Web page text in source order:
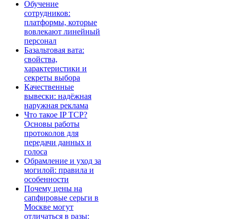
Обучение
сотрудников:
платформы, которые
вовлекают линейный
персонал
Базальтовая вата:
свойства,
характеристики и
секреты выбора
Качественные
вывески: надёжная
наружная реклама
Что такое IP TCP?
Основы работы
протоколов для
передачи данных и
голоса
Обрамление и уход за
могилой: правила и
особенности
Почему цены на
сапфировые серьги в
Москве могут
отличаться в разы: